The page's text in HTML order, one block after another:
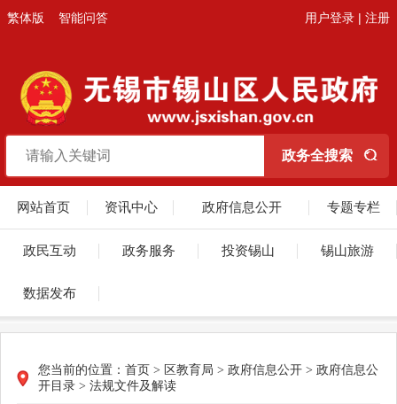
繁体版 智能问答 用户登录 | 注册
网站首页 资讯中心 政府信息公开 专题专栏
政民互动 政务服务 投资锡山 锡山旅游
数据发布
您当前的位置： 首页 > 区教育局 > 政府信息公开 > 政府信息公
开目录 > 法规文件及解读